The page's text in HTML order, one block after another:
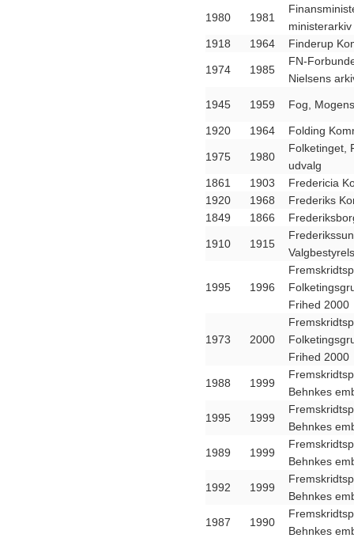
1980 1981
ministerarkiv
1918
1964 Finderup
1974 1985
FN-
Nielsens
1945 1959 Fog,
1920 1964 Folding
1975 1980
Folketinget,
udvalg
1861
1903
Fredericia
1920
1968
Frederiks
1849
1866
1910 1915
1995 1996
Frihed 2000
1973 2000
Frihed 2000
1988 1999
Behnkes
1995 1999
Behnkes
1989 1999
Behnkes
1992 1999
Behnkes
1987 1990
Behnkes